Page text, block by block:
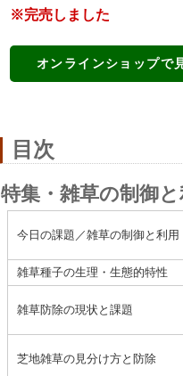
※完売しました
オンラインショップで
目次
特集・雑草の制御
今日の課題／雑草の制御と利用
雑草種子の生理・生態的特性
雑草防除の現状と課題
芝地雑草の見分け方と防除